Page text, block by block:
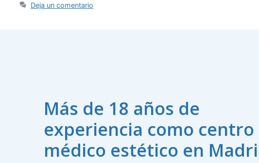
Deja un comentario
Más de 18 años de
experiencia como centro
médico estético en